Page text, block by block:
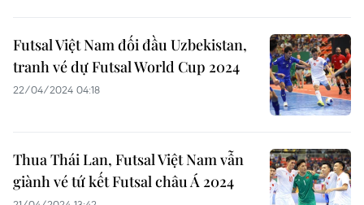
Futsal Việt Nam đối đầu Uzbekistan,
tranh vé dự Futsal World Cup 2024
22/04/2024 04:18
Thua Thái Lan, Futsal Việt Nam vẫn
giành vé tứ kết Futsal châu Á 2024